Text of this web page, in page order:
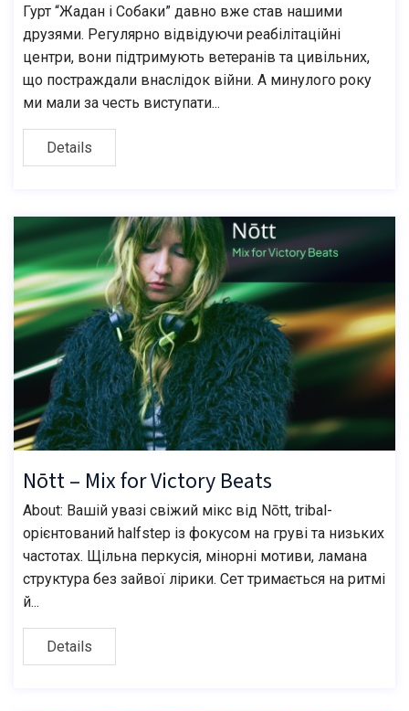
Гурт “Жадан і Собаки” давно вже став нашими
друзями. Регулярно відвідуючи реабілітаційні
центри, вони підтримують ветеранів та цивільних,
що постраждали внаслідок війни. А минулого року
ми мали за честь виступати...
Details
Nōtt – Mix for Victory Beats
About: Вашій увазі свіжий мікс від Nōtt, tribal-
орієнтований halfstep із фокусом на груві та низьких
частотах. Щільна перкусія, мінорні мотиви, ламана
структура без зайвої лірики. Сет тримається на ритмі
й...
Details